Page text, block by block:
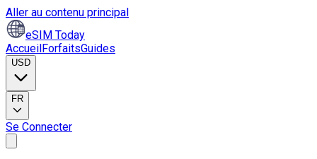
Aller au contenu principal
eSIM Today
AccueilForfaitsGuides
USD
FR
Se Connecter